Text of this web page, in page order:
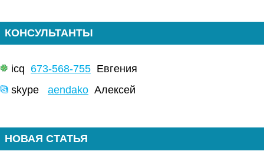
КОНСУЛЬТАНТЫ
icq 673-568-755 Евгения
skype aendako Алексей
НОВАЯ СТАТЬЯ